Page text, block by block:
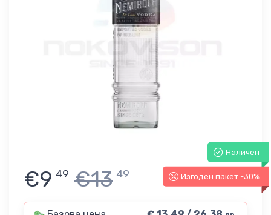
Наличен
Изгоден пакет -30%
€9 49 €13 49